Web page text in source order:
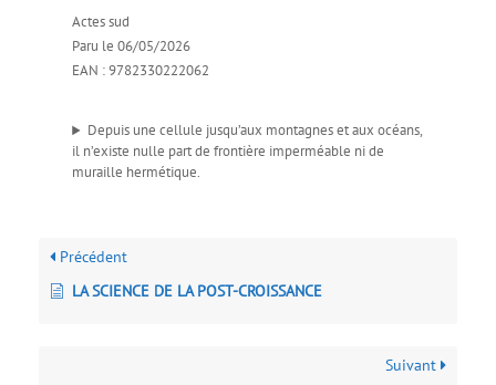
Actes sud
Paru le 06/05/2026
EAN : 9782330222062
Depuis une cellule jusqu’aux montagnes et aux océans,
il n’existe nulle part de frontière imperméable ni de
muraille hermétique.
Précédent
LA SCIENCE DE LA POST-CROISSANCE
Suivant